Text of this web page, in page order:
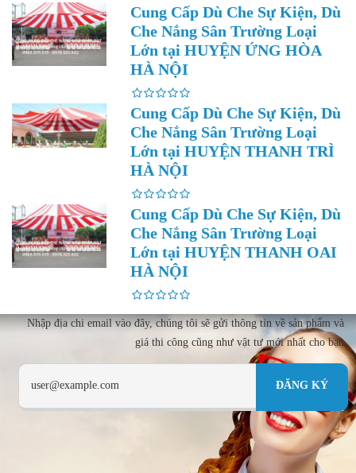
Cung Cấp Dù Che Sự Kiện, Dù
Che Nắng Sân Trường Loại
Lớn tại HUYỆN ỨNG HÒA
HÀ NỘI
Cung Cấp Dù Che Sự Kiện, Dù
Che Nắng Sân Trường Loại
Lớn tại HUYỆN THANH TRÌ
HÀ NỘI
Cung Cấp Dù Che Sự Kiện, Dù
Che Nắng Sân Trường Loại
Lớn tại HUYỆN THANH OAI
HÀ NỘI
Nhập địa chi email vào đây, chúng tôi sẽ gửi thông tin về sản phẩm và
giá thi công cũng như vật tư mới nhất cho bạn